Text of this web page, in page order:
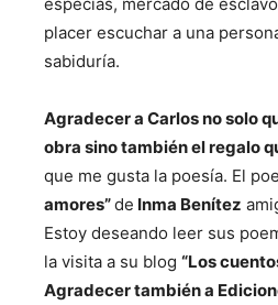
placer escuchar a una
sabiduría.
Agradecer a Carlos no solo
obra sino también el regalo
que me gusta la poesía. El
amores”de Inma Benítez
Estoy deseando leer sus
la visita a su blog “Los
Agradecer también a